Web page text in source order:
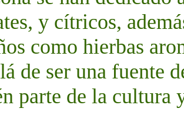
y cítricos,
como hierbas
de ser una fuente
parte de la cultura